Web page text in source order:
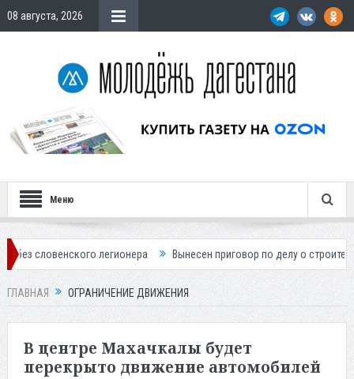
08 августа, 2026
Меню
легионера Вынесен приговор по делу о строительстве
ГЛАВНАЯ ОГРАНИЧЕНИЕ ДВИЖЕНИЯ
В центре Махачкалы будет
перекрыто движение автомобилей